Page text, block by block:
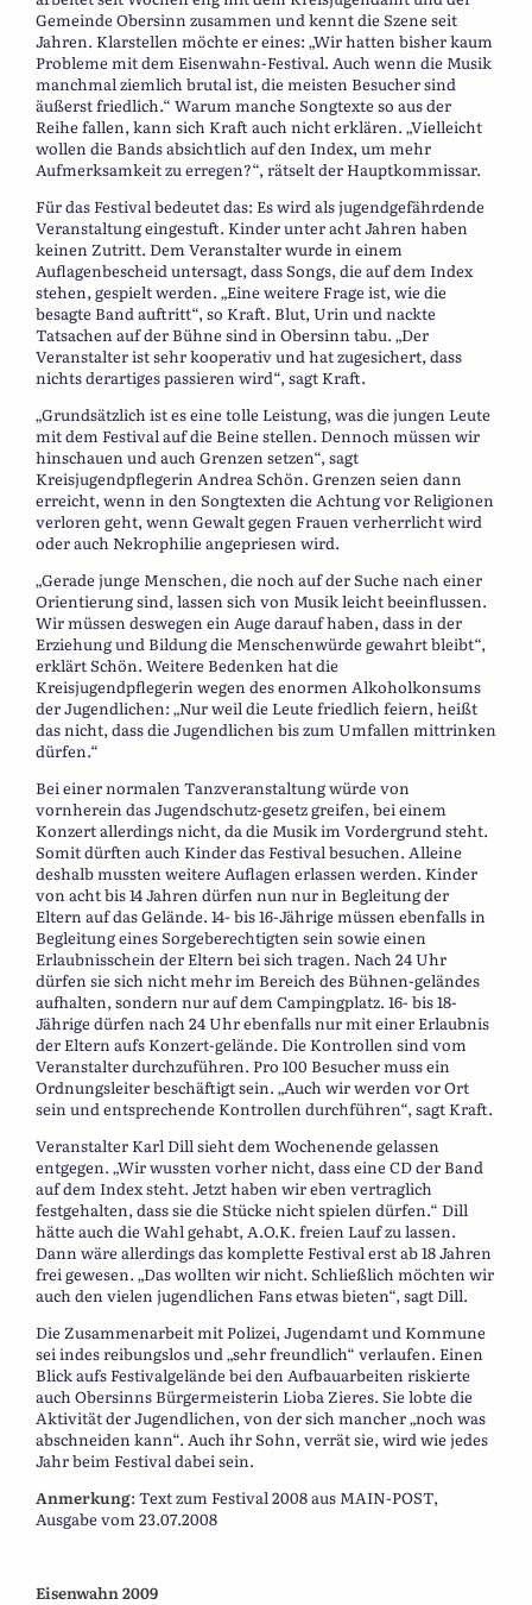
Gemeinde Obersinn zusammen und kennt die Szene seit
Jahren. Klarstellen möchte er eines: „Wir hatten bisher kaum
Probleme mit dem Eisenwahn-Festival. Auch wenn die Musik
manchmal ziemlich brutal ist, die meisten Besucher sind
äußerst friedlich.“ Warum manche Songtexte so aus der
Reihe fallen, kann sich Kraft auch nicht erklären. „Vielleicht
wollen die Bands absichtlich auf den Index, um mehr
Aufmerksamkeit zu erregen?“, rätselt der Hauptkommissar.
Für das Festival bedeutet das: Es wird als jugendgefährdende
Veranstaltung eingestuft. Kinder unter acht Jahren haben
keinen Zutritt. Dem Veranstalter wurde in einem
Auflagenbescheid untersagt, dass Songs, die auf dem Index
stehen, gespielt werden. „Eine weitere Frage ist, wie die
besagte Band auftritt“, so Kraft. Blut, Urin und nackte
Tatsachen auf der Bühne sind in Obersinn tabu. „Der
Veranstalter ist sehr kooperativ und hat zugesichert, dass
nichts derartiges passieren wird“, sagt Kraft.
„Grundsätzlich ist es eine tolle Leistung, was die jungen Leute
mit dem Festival auf die Beine stellen. Dennoch müssen wir
hinschauen und auch Grenzen setzen“, sagt
Kreisjugendpflegerin Andrea Schön. Grenzen seien dann
erreicht, wenn in den Songtexten die Achtung vor Religionen
verloren geht, wenn Gewalt gegen Frauen verherrlicht wird
oder auch Nekrophilie angepriesen wird.
„Gerade junge Menschen, die noch auf der Suche nach einer
Orientierung sind, lassen sich von Musik leicht beeinflussen.
Wir müssen deswegen ein Auge darauf haben, dass in der
Erziehung und Bildung die Menschenwürde gewahrt bleibt“,
erklärt Schön. Weitere Bedenken hat die
Kreisjugendpflegerin wegen des enormen Alkoholkonsums
der Jugendlichen: „Nur weil die Leute friedlich feiern, heißt
das nicht, dass die Jugendlichen bis zum Umfallen mittrinken
dürfen.“
Bei einer normalen Tanzveranstaltung würde von
vornherein das Jugendschutz-gesetz greifen, bei einem
Konzert allerdings nicht, da die Musik im Vordergrund steht.
Somit dürften auch Kinder das Festival besuchen. Alleine
deshalb mussten weitere Auflagen erlassen werden. Kinder
von acht bis 14 Jahren dürfen nun nur in Begleitung der
Eltern auf das Gelände. 14- bis 16-Jährige müssen ebenfalls in
Begleitung eines Sorgeberechtigten sein sowie einen
Erlaubnisschein der Eltern bei sich tragen. Nach 24 Uhr
dürfen sie sich nicht mehr im Bereich des Bühnen-geländes
aufhalten, sondern nur auf dem Campingplatz. 16- bis 18-
Jährige dürfen nach 24 Uhr ebenfalls nur mit einer Erlaubnis
der Eltern aufs Konzert-gelände. Die Kontrollen sind vom
Veranstalter durchzuführen. Pro 100 Besucher muss ein
Ordnungsleiter beschäftigt sein. „Auch wir werden vor Ort
sein und entsprechende Kontrollen durchführen“, sagt Kraft.
Veranstalter Karl Dill sieht dem Wochenende gelassen
entgegen. „Wir wussten vorher nicht, dass eine CD der Band
auf dem Index steht. Jetzt haben wir eben vertraglich
festgehalten, dass sie die Stücke nicht spielen dürfen.“ Dill
hätte auch die Wahl gehabt, A.O.K. freien Lauf zu lassen.
Dann wäre allerdings das komplette Festival erst ab 18 Jahren
frei gewesen. „Das wollten wir nicht. Schließlich möchten wir
auch den vielen jugendlichen Fans etwas bieten“, sagt Dill.
Die Zusammenarbeit mit Polizei, Jugendamt und Kommune
sei indes reibungslos und „sehr freundlich“ verlaufen. Einen
Blick aufs Festivalgelände bei den Aufbauarbeiten riskierte
auch Obersinns Bürgermeisterin Lioba Zieres. Sie lobte die
Aktivität der Jugendlichen, von der sich mancher „noch was
abschneiden kann“. Auch ihr Sohn, verrät sie, wird wie jedes
Jahr beim Festival dabei sein.
Anmerkung: Text zum Festival 2008 aus MAIN-POST,
Ausgabe vom 23.07.2008
Eisenwahn 2009